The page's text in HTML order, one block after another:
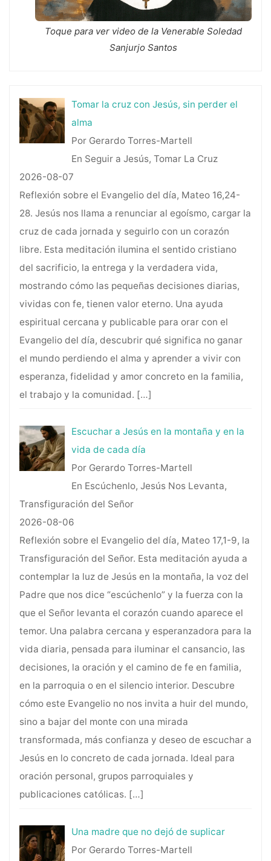
Toque para ver video de la Venerable Soledad
Sanjurjo Santos
Tomar la cruz con Jesús, sin perder el
alma
Por Gerardo Torres-Martell
En Seguir a Jesús, Tomar La Cruz
2026-08-07
Reflexión sobre el Evangelio del día, Mateo 16,24-
28. Jesús nos llama a renunciar al egoísmo, cargar la
cruz de cada jornada y seguirlo con un corazón
libre. Esta meditación ilumina el sentido cristiano
del sacrificio, la entrega y la verdadera vida,
mostrando cómo las pequeñas decisiones diarias,
vividas con fe, tienen valor eterno. Una ayuda
espiritual cercana y publicable para orar con el
Evangelio del día, descubrir qué significa no ganar
el mundo perdiendo el alma y aprender a vivir con
esperanza, fidelidad y amor concreto en la familia,
el trabajo y la comunidad. […]
Escuchar a Jesús en la montaña y en la
vida de cada día
Por Gerardo Torres-Martell
En Escúchenlo, Jesús Nos Levanta,
Transfiguración del Señor
2026-08-06
Reflexión sobre el Evangelio del día, Mateo 17,1-9, la
Transfiguración del Señor. Esta meditación ayuda a
contemplar la luz de Jesús en la montaña, la voz del
Padre que nos dice “escúchenlo” y la fuerza con la
que el Señor levanta el corazón cuando aparece el
temor. Una palabra cercana y esperanzadora para la
vida diaria, pensada para iluminar el cansancio, las
decisiones, la oración y el camino de fe en familia,
en la parroquia o en el silencio interior. Descubre
cómo este Evangelio no nos invita a huir del mundo,
sino a bajar del monte con una mirada
transformada, más confianza y deseo de escuchar a
Jesús en lo concreto de cada jornada. Ideal para
oración personal, grupos parroquiales y
publicaciones católicas. […]
Una madre que no dejó de suplicar
Por Gerardo Torres-Martell